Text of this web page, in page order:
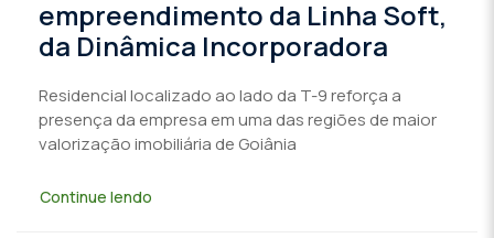
empreendimento da Linha Soft,
da Dinâmica Incorporadora
Residencial localizado ao lado da T-9 reforça a
presença da empresa em uma das regiões de maior
valorização imobiliária de Goiânia
Continue lendo